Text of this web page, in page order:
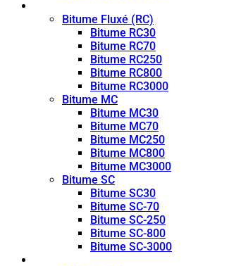
Bitume Fluxé (RC)
Bitume RC30
Bitume RC70
Bitume RC250
Bitume RC800
Bitume RC3000
Bitume MC
Bitume MC30
Bitume MC70
Bitume MC250
Bitume MC800
Bitume MC3000
Bitume SC
Bitume SC30
Bitume SC-70
Bitume SC-250
Bitume SC-800
Bitume SC-3000